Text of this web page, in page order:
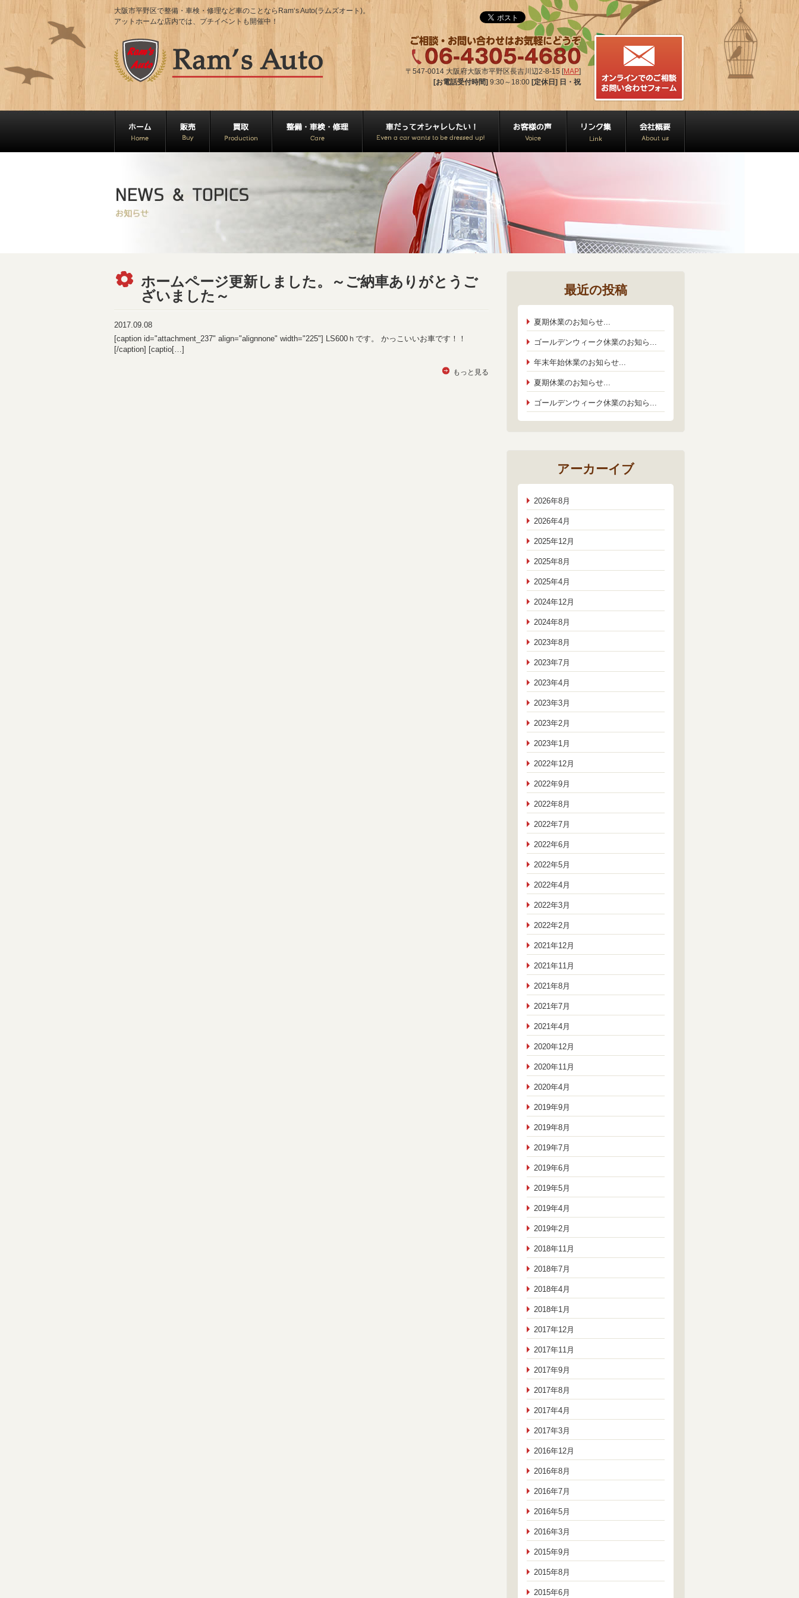
大阪市平野区で整備・車検・修理など車のことならRam‘s Auto(ラムズオート)。
アットホームな店内では、プチイベントも開催中！
〒547-0014 大阪府大阪市平野区長吉川辺2-8-15 [MAP]
[お電話受付時間] 9:30～18:00 [定休日] 日・祝
ホームページ更新しました。～ご納車ありがとうご
ざいました～
2017.09.08
[caption id="attachment_237" align="alignnone" width="225"] LS600ｈです。 かっこいいお車です！！
[/caption] [captio[…]
もっと見る
最近の投稿
夏期休業のお知らせ...
ゴールデンウィーク休業のお知ら...
年末年始休業のお知らせ...
夏期休業のお知らせ...
ゴールデンウィーク休業のお知ら...
アーカーイブ
2026年8月
2026年4月
2025年12月
2025年8月
2025年4月
2024年12月
2024年8月
2023年8月
2023年7月
2023年4月
2023年3月
2023年2月
2023年1月
2022年12月
2022年9月
2022年8月
2022年7月
2022年6月
2022年5月
2022年4月
2022年3月
2022年2月
2021年12月
2021年11月
2021年8月
2021年7月
2021年4月
2020年12月
2020年11月
2020年4月
2019年9月
2019年8月
2019年7月
2019年6月
2019年5月
2019年4月
2019年2月
2018年11月
2018年7月
2018年4月
2018年1月
2017年12月
2017年11月
2017年9月
2017年8月
2017年4月
2017年3月
2016年12月
2016年8月
2016年7月
2016年5月
2016年3月
2015年9月
2015年8月
2015年6月